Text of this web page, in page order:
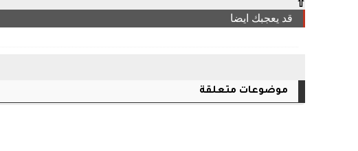
⇧
قد يعجبك ايضا
موضوعات متعلقة